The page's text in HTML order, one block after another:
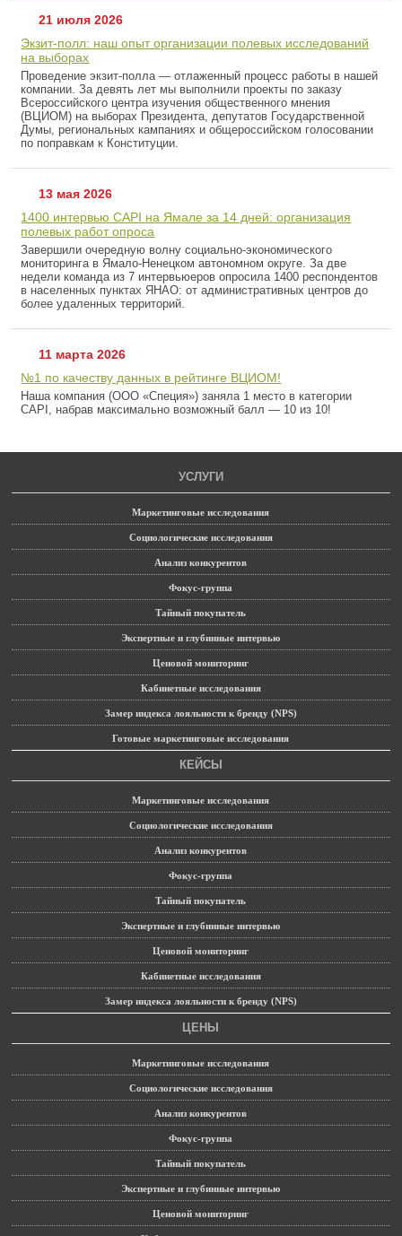
21 июля 2026
Экзит-полл: наш опыт организации полевых исследований
на выборах
Проведение экзит-полла — отлаженный процесс работы в нашей
компании. За девять лет мы выполнили проекты по заказу
Всероссийского центра изучения общественного мнения
(ВЦИОМ) на выборах Президента, депутатов Государственной
Думы, региональных кампаниях и общероссийском голосовании
по поправкам к Конституции.
13 мая 2026
1400 интервью CAPI на Ямале за 14 дней: организация
полевых работ опроса
Завершили очередную волну социально-экономического
мониторинга в Ямало-Ненецком автономном округе. За две
недели команда из 7 интервьюеров опросила 1400 респондентов
в населенных пунктах ЯНАО: от административных центров до
более удаленных территорий.
11 марта 2026
№1 по качеству данных в рейтинге ВЦИОМ!
Наша компания (ООО «Специя») заняла 1 место в категории
CAPI, набрав максимально возможный балл — 10 из 10!
УСЛУГИ
Маркетинговые исследования
Социологические исследования
Анализ конкурентов
Фокус-группа
Тайный покупатель
Экспертные и глубинные интервью
Ценовой мониторинг
Кабинетные исследования
Замер индекса лояльности к бренду (NPS)
Готовые маркетинговые исследования
КЕЙСЫ
Маркетинговые исследования
Социологические исследования
Анализ конкурентов
Фокус-группа
Тайный покупатель
Экспертные и глубинные интервью
Ценовой мониторинг
Кабинетные исследования
Замер индекса лояльности к бренду (NPS)
ЦЕНЫ
Маркетинговые исследования
Социологические исследования
Анализ конкурентов
Фокус-группа
Тайный покупатель
Экспертные и глубинные интервью
Ценовой мониторинг